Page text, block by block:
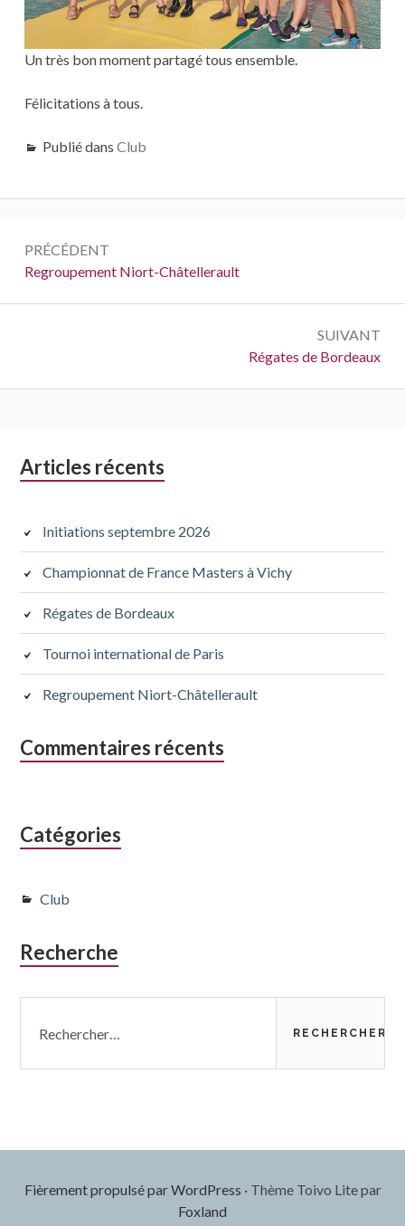
Un très bon moment partagé tous ensemble.
Félicitations à tous.
Publié dans Club
Navigation
de
l’article
PRÉCÉDENT
Précédent :
Regroupement Niort-Châtellerault
SUIVANT
Suivant :
Régates de Bordeaux
Colonne
subsidiaire
Articles récents
Initiations septembre 2026
Championnat de France Masters à Vichy
Régates de Bordeaux
Tournoi international de Paris
Regroupement Niort-Châtellerault
Commentaires récents
Catégories
Club
Recherche
Fièrement propulsé par WordPress ·Thème Toivo Lite par
Foxland